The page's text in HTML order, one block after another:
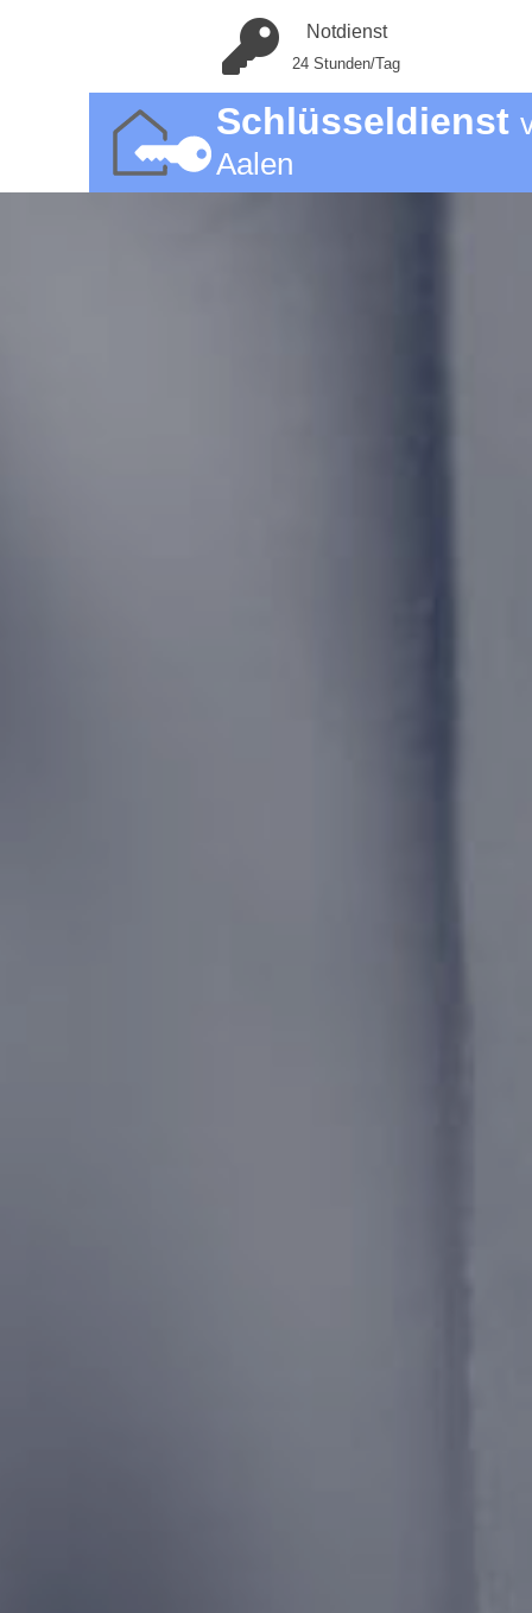
Notdienst
24 Stunden/Tag
Schlüsseldienst
Aalen